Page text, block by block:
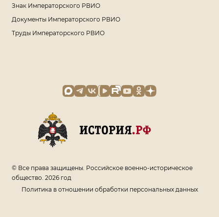
Знак Императорского РВИО
Документы Императорского РВИО
Труды Императорского РВИО
© Все права защищены. Российское военно-историческое
общество. 2026 год
Политика в отношении обработки персональных данных